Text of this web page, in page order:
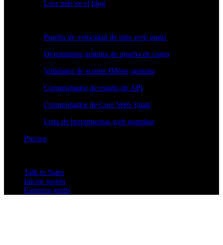
Leer más en el blog
Prueba de velocidad de sitio web gratis
Herramienta gratuita de prueba de carga
Validador de scripts JMeter gratuito
Comprobador de estado de API
Comprobador de Core Web Vitals
Lista de herramientas web gratuitas
Precios
Talk to Sales
Iniciar sesión
Empieza gratis